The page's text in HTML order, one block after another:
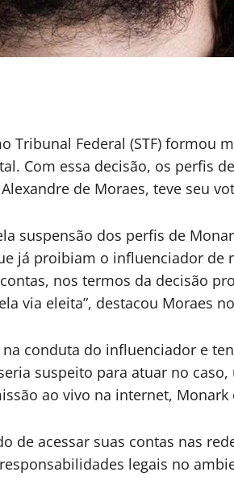
Tribunal Federal (STF)
Com essa decisão, os perfis
de Moraes, teve seu
suspensão dos perfis de
já proibiam o influenciador de
nos termos da decisão
via eleita”, destacou Moraes
conduta do influenciador e
suspeito para atuar no
ao vivo na internet, Monark
de acessar suas contas nas
legais no